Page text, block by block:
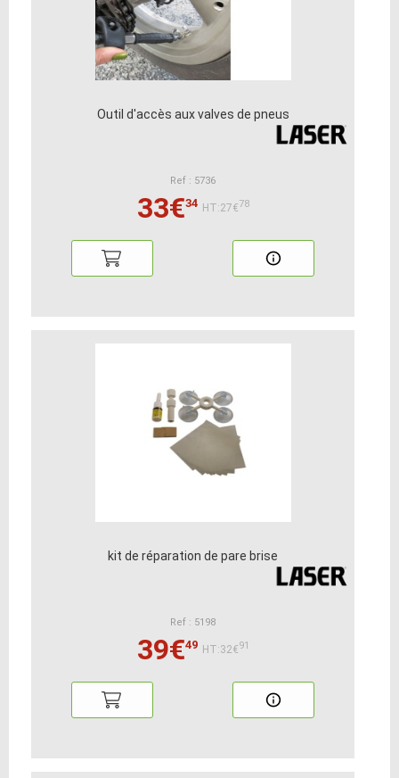
Outil d'accès aux valves de pneus
Ref : 5736
33€34 HT:27€78
kit de réparation de pare brise
Ref : 5198
39€49 HT:32€91